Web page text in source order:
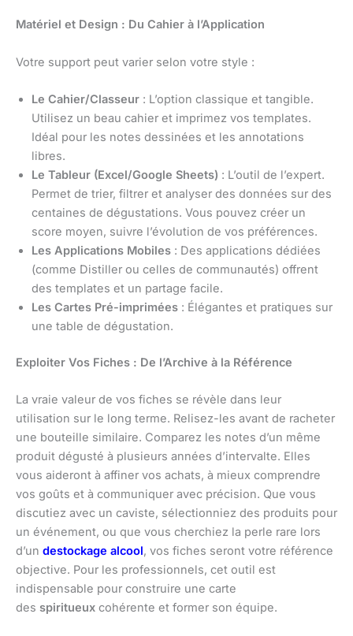
Matériel et Design : Du Cahier à l’Application
Votre support peut varier selon votre style :
Le Cahier/Classeur : L’option classique et tangible.
Utilisez un beau cahier et imprimez vos templates.
Idéal pour les notes dessinées et les annotations
libres.
Le Tableur (Excel/Google Sheets) : L’outil de l’expert.
Permet de trier, filtrer et analyser des données sur des
centaines de dégustations. Vous pouvez créer un
score moyen, suivre l’évolution de vos préférences.
Les Applications Mobiles : Des applications dédiées
(comme Distiller ou celles de communautés) offrent
des templates et un partage facile.
Les Cartes Pré-imprimées : Élégantes et pratiques sur
une table de dégustation.
Exploiter Vos Fiches : De l’Archive à la Référence
La vraie valeur de vos fiches se révèle dans leur
utilisation sur le long terme. Relisez-les avant de racheter
une bouteille similaire. Comparez les notes d’un même
produit dégusté à plusieurs années d’intervalte. Elles
vous aideront à affiner vos achats, à mieux comprendre
vos goûts et à communiquer avec précision. Que vous
discutiez avec un caviste, sélectionniez des produits pour
un événement, ou que vous cherchiez la perle rare lors
d’un destockage alcool, vos fiches seront votre référence
objective. Pour les professionnels, cet outil est
indispensable pour construire une carte
des spiritueux cohérente et former son équipe.